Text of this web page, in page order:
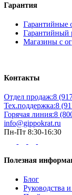
Гарантия
Гарантийные
Гарантийный
Магазины с
Контакты
Отдел продаж:8
Тех.поддержка:8
Горячая линия:8
info@gippokrat.ru
Пн-Пт 8:30-16:30
Полезная
Блог
Руководства